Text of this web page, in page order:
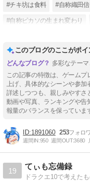
#チキ坊は食料 #自称織田
#自称ピカソの生まれ変わり
このブログのここがポイ
多彩なテー
この記事の特徴は、ゲームプ
上げ、具体的なシーンや参
詳述しつつも、親しみやすさ
動画や写真、ランキングや告
報量のバランスを保っていま
1891060 253
週間IN:950 週間OUT:3680
19
てぃも忘備録